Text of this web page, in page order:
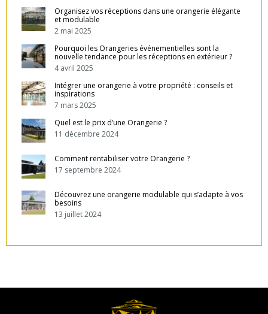
Organisez vos réceptions dans une orangerie élégante
et modulable
2 mai 2025
Pourquoi les Orangeries événementielles sont la
nouvelle tendance pour les réceptions en extérieur ?
4 avril 2025
Intégrer une orangerie à votre propriété : conseils et
inspirations
7 mars 2025
Quel est le prix d’une Orangerie ?
11 décembre 2024
Comment rentabiliser votre Orangerie ?
17 septembre 2024
Découvrez une orangerie modulable qui s’adapte à vos
besoins
13 juillet 2024